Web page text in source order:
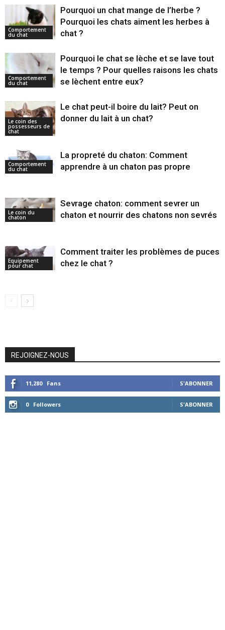
Comportement
du chat
Pourquoi un chat mange de l’herbe ?
Pourquoi les chats aiment les herbes à
chat ?
Comportement
du chat
Pourquoi le chat se lèche et se lave tout
le temps ? Pour quelles raisons les chats
se lèchent entre eux?
Le coin des
possesseurs de
chat
Le chat peut-il boire du lait? Peut on
donner du lait à un chat?
Comportement
du chat
La propreté du chaton: Comment
apprendre à un chaton pas propre
Le coin du
chaton
Sevrage chaton: comment sevrer un
chaton et nourrir des chatons non sevrés
Equipement
pour chat
Comment traiter les problèmes de puces
chez le chat ?
REJOIGNEZ-NOUS
11,280 Fans S'ABONNER
0 Followers S'ABONNER